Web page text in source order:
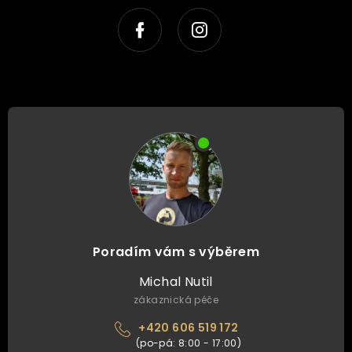
Poradím vám s výběrem
Michal Nutil
zákaznická péče
+420 606 519 172